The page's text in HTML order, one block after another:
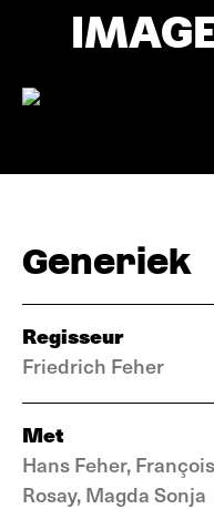
Generiek
Regisseur
Friedrich Feher
Met
Hans Feher,
Rosay, Magda Sonja